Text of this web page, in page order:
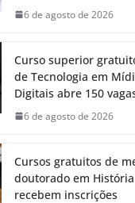
6 de agosto de 2026
Curso superior
de Tecnologia em
Digitais abre 150
6 de agosto de 2026
Cursos gratuitos de
doutorado em História
recebem inscrições